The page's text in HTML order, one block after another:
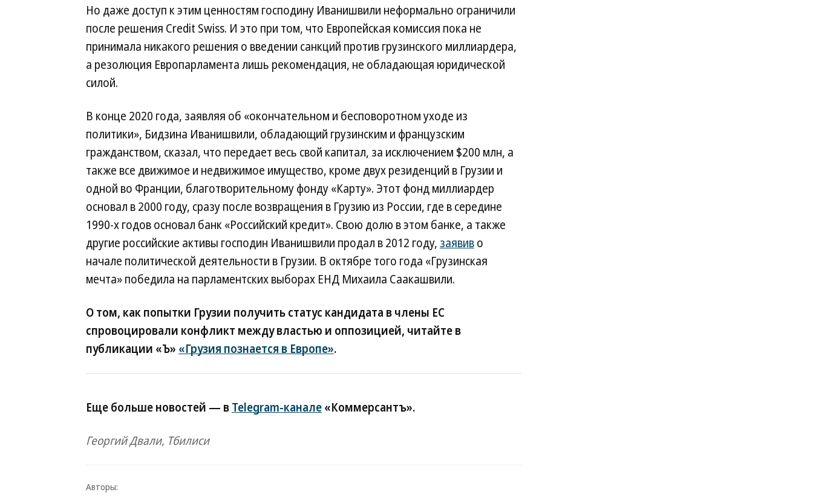
Но даже доступ к этим ценностям господину Иванишвили неформально ограничили
после решения Credit Swiss. И это при том, что Европейская комиссия пока не
принимала никакого решения о введении санкций против грузинского миллиардера,
а резолюция Европарламента лишь рекомендация, не обладающая юридической
силой.
В конце 2020 года, заявляя об «окончательном и бесповоротном уходе из
политики», Бидзина Иванишвили, обладающий грузинским и французским
гражданством, сказал, что передает весь свой капитал, за исключением $200 млн, а
также все движимое и недвижимое имущество, кроме двух резиденций в Грузии и
одной во Франции, благотворительному фонду «Карту». Этот фонд миллиардер
основал в 2000 году, сразу после возвращения в Грузию из России, где в середине
1990-х годов основал банк «Российский кредит». Свою долю в этом банке, а также
другие российские активы господин Иванишвили продал в 2012 году, заявиво
начале политической деятельности в Грузии. В октябре того года «Грузинская
мечта» победила на парламентских выборах ЕНД Михаила Саакашвили.
О том, как попытки Грузии получить статус кандидата в члены ЕС
спровоцировали конфликт между властью и оппозицией, читайте в
публикации «Ъ» «Грузия познается в Европе».
Еще больше новостей — вTelegram-канале«Коммерсантъ».
Георгий Двали, Тбилиси
Авторы: